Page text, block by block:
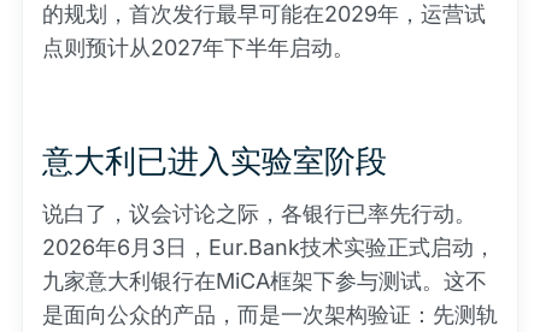
的规划，首次发行最早可能在2029年，运营试
点则预计从2027年下半年启动。
意大利已进入实验室阶段
说白了，议会讨论之际，各银行已率先行动。
2026年6月3日，Eur.Bank技术实验正式启动，
九家意大利银行在MiCA框架下参与测试。这不
是面向公众的产品，而是一次架构验证：先测轨